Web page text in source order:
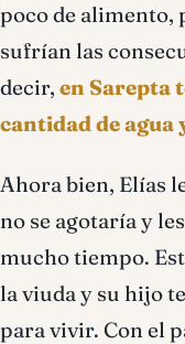
poco de alimento,
sufrían las
decir, en Sarepta
cantidad de agua
Ahora bien, Elías
no se agotaría y
mucho tiempo.
la viuda y su hijo
para vivir. Con el